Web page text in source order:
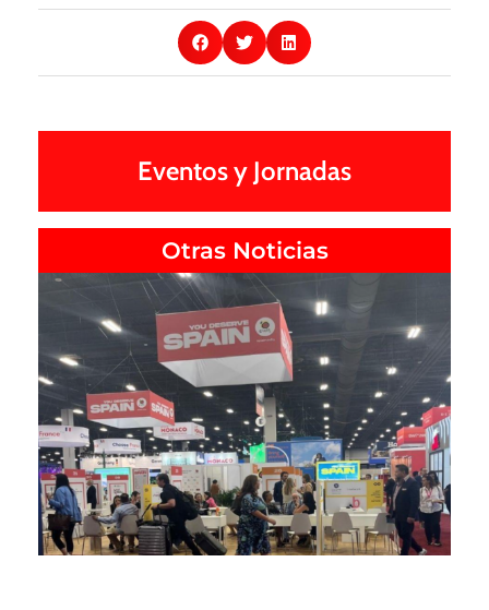
Eventos y Jornadas
Otras Noticias